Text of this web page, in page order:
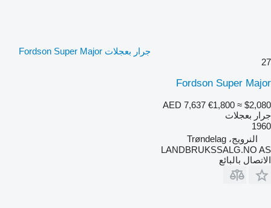
جرار بعجلات Fordson Super Major
27
Fordson Super Major
AED 7,637 €1,800 ≈ $2,080
جرار بعجلات
1960
النرويج، Trøndelag
LANDBRUKSSALG.NO AS
الاتصال بالبائع